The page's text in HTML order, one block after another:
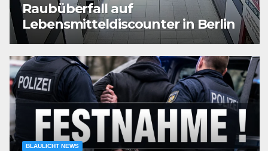
Raubüberfall auf
Lebensmitteldiscounter in Berlin
BLAULICHT NEWS